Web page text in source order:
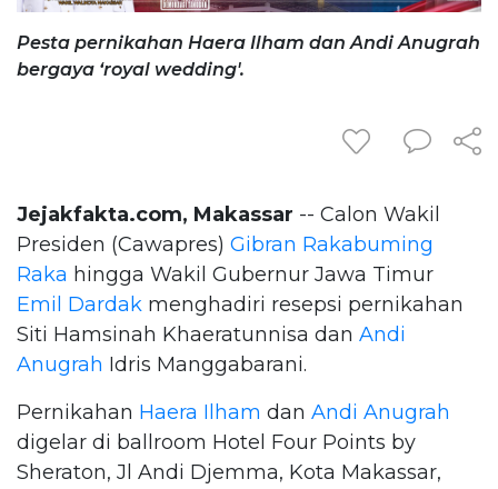
Pesta pernikahan Haera Ilham dan Andi Anugrah
bergaya ‘royal wedding'.
Jejakfakta.com, Makassar -- Calon Wakil
Presiden (Cawapres) Gibran Rakabuming
Raka hingga Wakil Gubernur Jawa Timur
Emil Dardak menghadiri resepsi pernikahan
Siti Hamsinah Khaeratunnisa dan Andi
Anugrah Idris Manggabarani.
Pernikahan Haera Ilham dan Andi Anugrah
digelar di ballroom Hotel Four Points by
Sheraton, Jl Andi Djemma, Kota Makassar,